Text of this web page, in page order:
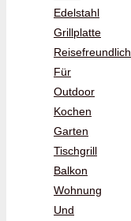
Edelstahl
Grillplatte
Reisefreundlich
Für
Outdoor
Kochen
Garten
Tischgrill
Balkon
Wohnung
Und